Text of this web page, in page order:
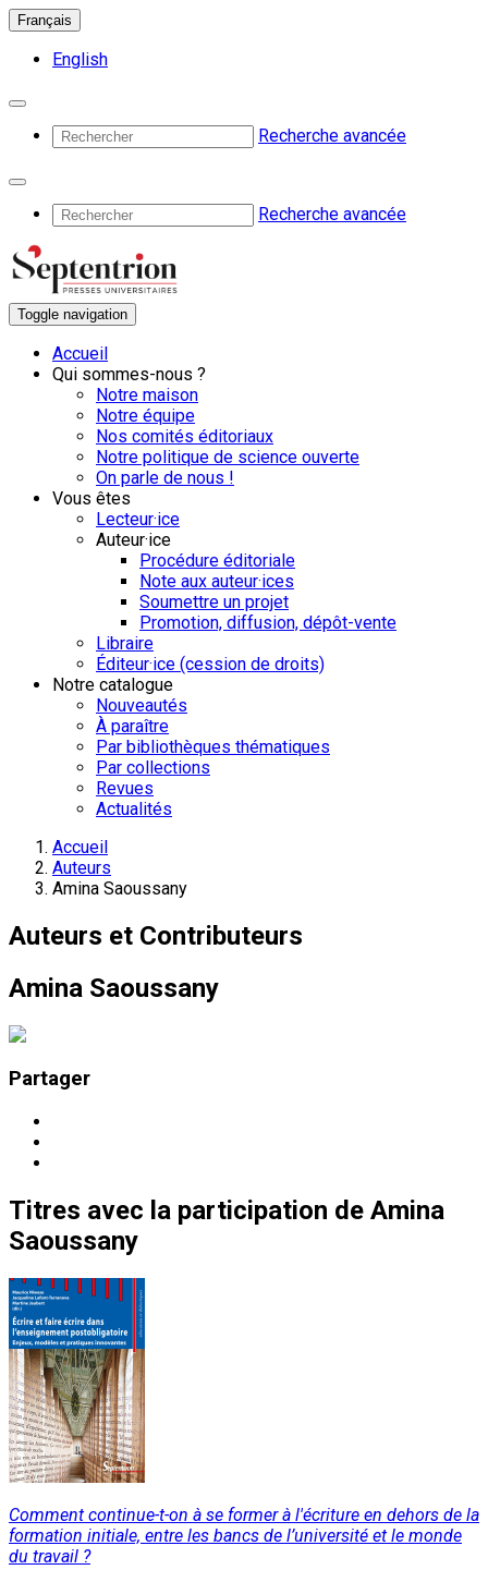
Français
English
Recherche avancée
Recherche avancée
Toggle navigation
Accueil
Qui sommes-nous ?
Notre maison
Notre équipe
Nos comités éditoriaux
Notre politique de science ouverte
On parle de nous !
Vous êtes
Lecteur·ice
Auteur·ice
Procédure éditoriale
Note aux auteur·ices
Soumettre un projet
Promotion, diffusion, dépôt-vente
Libraire
Éditeur·ice (cession de droits)
Notre catalogue
Nouveautés
À paraître
Par bibliothèques thématiques
Par collections
Revues
Actualités
Accueil
Auteurs
Amina Saoussany
Auteurs et Contributeurs
Amina Saoussany
Partager
Titres avec la participation de Amina
Saoussany
Comment continue-t-on à se former à l'écriture en dehors de la
formation initiale, entre les bancs de l’université et le monde
du travail ?